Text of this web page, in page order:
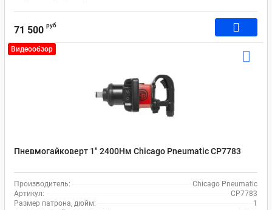
71 500 руб
Видеообзор
Пневмогайковерт 1" 2400Нм Chicago Pneumatic CP7783
Производитель:
Chicago Pneumatic
Артикул:
CP7783
Размер патрона, дюйм:
1